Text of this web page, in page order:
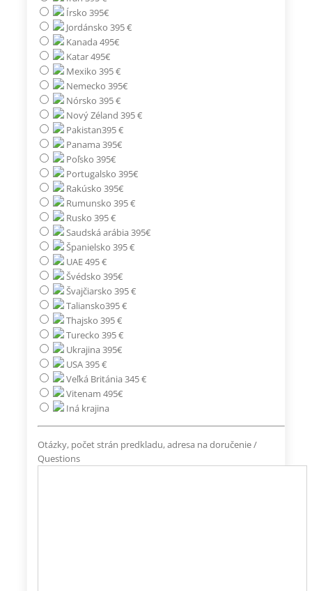
Írsko 395€
Jordánsko 395 €
Kanada 495€
Katar 495€
Mexiko 395 €
Nemecko 395€
Nórsko 395 €
Nový Zéland 395 €
Pakistan395 €
Panama 395€
Poľsko 395€
Portugalsko 395€
Rakúsko 395€
Rumunsko 395 €
Rusko 395 €
Saudská arábia 395€
Španielsko 395 €
UAE 495 €
Švédsko 395€
Švajčiarsko 395 €
Taliansko395 €
Thajsko 395 €
Turecko 395 €
Ukrajina 395€
USA 395 €
Veľká Británia 345 €
Vitenam 495€
Iná krajina
Otázky, počet strán predkladu, adresa na doručenie /
Questions